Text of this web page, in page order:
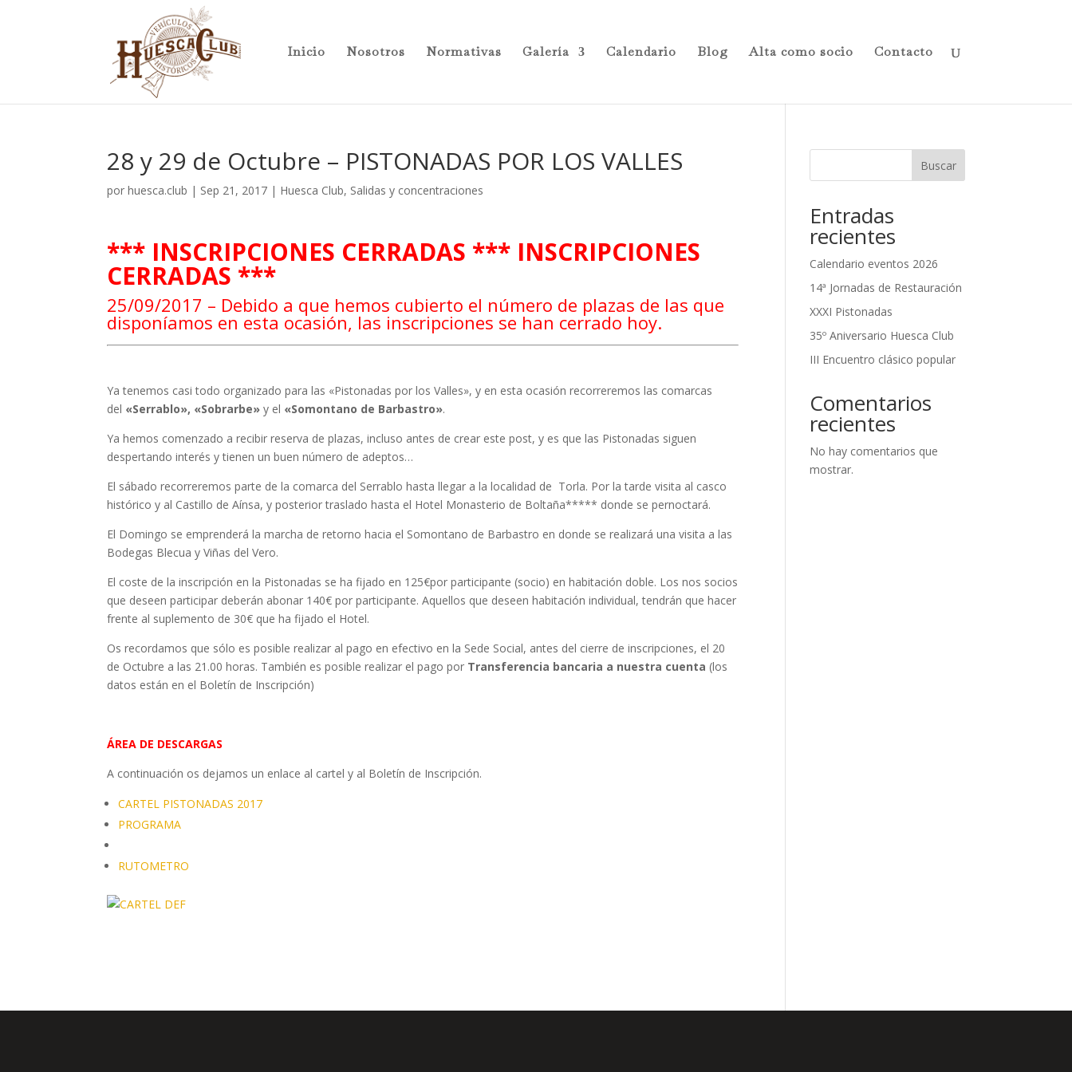
Inicio Nosotros Normativas Galería Calendario Blog Alta como socio Contacto
28 y 29 de Octubre – PISTONADAS POR LOS VALLES
porhuesca.club | Sep 21, 2017 | Huesca Club, Salidas y concentraciones
*** INSCRIPCIONES CERRADAS *** INSCRIPCIONES
CERRADAS ***
25/09/2017 – Debido a que hemos cubierto el número de plazas de las que
disponíamos en esta ocasión, las inscripciones se han cerrado hoy.
Ya tenemos casi todo organizado para las «Pistonadas por los Valles», y en esta ocasión recorreremos las comarcas
del «Serrablo», «Sobrarbe» y el «Somontano de Barbastro».
Ya hemos comenzado a recibir reserva de plazas, incluso antes de crear este post, y es que las Pistonadas siguen
despertando interés y tienen un buen número de adeptos…
El sábado recorreremos parte de la comarca del Serrablo hasta llegar a la localidad de Torla. Por la tarde visita al casco
histórico y al Castillo de Aínsa, y posterior traslado hasta el Hotel Monasterio de Boltaña***** donde se pernoctará.
El Domingo se emprenderá la marcha de retorno hacia el Somontano de Barbastro en donde se realizará una visita a las
Bodegas Blecua y Viñas del Vero.
El coste de la inscripción en la Pistonadas se ha fijado en 125€por participante (socio) en habitación doble. Los nos socios
que deseen participar deberán abonar 140€ por participante. Aquellos que deseen habitación individual, tendrán que hacer
frente al suplemento de 30€ que ha fijado el Hotel.
Os recordamos que sólo es posible realizar al pago en efectivo en la Sede Social, antes del cierre de inscripciones, el 20
de Octubre a las 21.00 horas. También es posible realizar el pago por Transferencia bancaria a nuestra cuenta (los
datos están en el Boletín de Inscripción)
ÁREA DE DESCARGAS
A continuación os dejamos un enlace al cartel y al Boletín de Inscripción.
CARTEL PISTONADAS 2017
PROGRAMA
RUTOMETRO
Buscar
Entradas
recientes
Calendario eventos 2026
14ª Jornadas de Restauración
XXXI Pistonadas
35º Aniversario Huesca Club
III Encuentro clásico popular
Comentarios
recientes
No hay comentarios que
mostrar.